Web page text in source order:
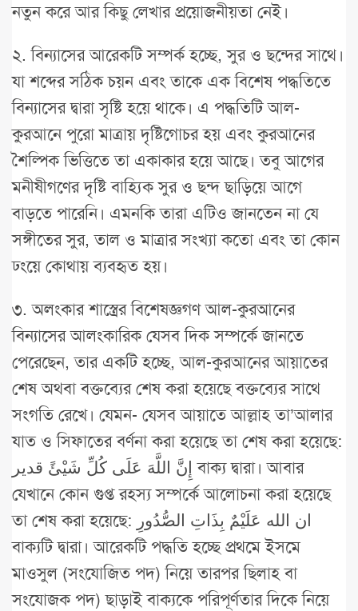
নতুন করে আর কিছু লেখার প্রয়োজনীয়তা নেই।
২. বিন্যাসের আরেকটি সম্পর্ক হচ্ছে, সুর ও ছন্দের সাথে।
যা শব্দের সঠিক চয়ন এবং তাকে এক বিশেষ পদ্ধতিতে
বিন্যাসের দ্বারা সৃষ্টি হয়ে থাকে। এ পদ্ধতিটি আল-
কুরআনে পুরো মাত্রায় দৃষ্টিগোচর হয় এবং কুরআনের
শৈল্পিক ভিত্তিতে তা একাকার হয়ে আছে। তবু আগের
মনীষীগণের দৃষ্টি বাহ্যিক সুর ও ছন্দ ছাড়িয়ে আগে
বাড়তে পারেনি। এমনকি তারা এটিও জানতেন না যে
সঙ্গীতের সুর, তাল ও মাত্রার সংখ্যা কতো এবং তা কোন
ঢংয়ে কোথায় ব্যবহৃত হয়।
৩. অলংকার শাস্ত্রের বিশেষজ্ঞগণ আল-কুরআনের
বিন্যাসের আলংকারিক যেসব দিক সম্পর্কে জানতে
পেরেছেন, তার একটি হচ্ছে, আল-কুরআনের আয়াতের
শেষ অথবা বক্তব্যের শেষ করা হয়েছে বক্তব্যের সাথে
সংগতি রেখে। যেমন- যেসব আয়াতে আল্লাহ তা’আলার
যাত ও সিফাতের বর্ণনা করা হয়েছে তা শেষ করা হয়েছে:
إِنَّ اللَّهَ عَلَى كُلِّ شَيْئً قدير বাক্য দ্বারা। আবার
যেখানে কোন গুপ্ত রহস্য সম্পর্কে আলোচনা করা হয়েছে
তা শেষ করা হয়েছে: ان الله عَلَيْمٌ بِذَاتِ الصُّدُورِ
বাক্যটি দ্বারা। আরেকটি পদ্ধতি হচ্ছে প্রথমে ইসমে
মাওসুল (সংযোজিত পদ) নিয়ে তারপর ছিলাহ বা
সংযোজক পদ) ছাড়াই বাক্যকে পরিপূর্ণতার দিকে নিয়ে